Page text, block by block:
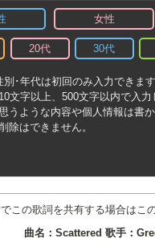
女性
20代 30代
･年代は初回のみ入力できます
文字以上、500文字以内で入力
うような内容や個人情報は書か
除はできません。
この歌詞を共有する場合はこ
曲名：Scattered 歌手：